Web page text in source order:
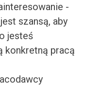
-
szansą, aby
jesteś
konkretną pracą